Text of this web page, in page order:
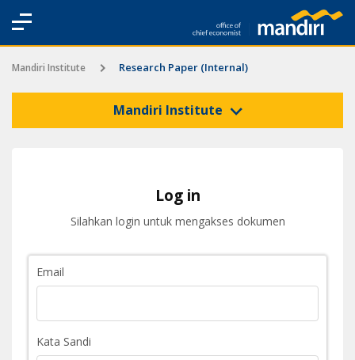
Mandiri Institute Research Paper (Internal)
Mandiri Institute
Log in
Silahkan login untuk mengakses dokumen
Email
Kata Sandi